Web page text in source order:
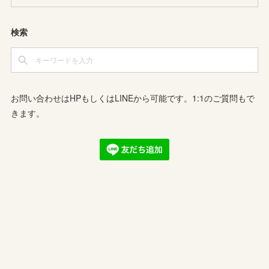
検索
お問い合わせはHPもしくはLINEから可能です。1:1のご質問もで
きます。